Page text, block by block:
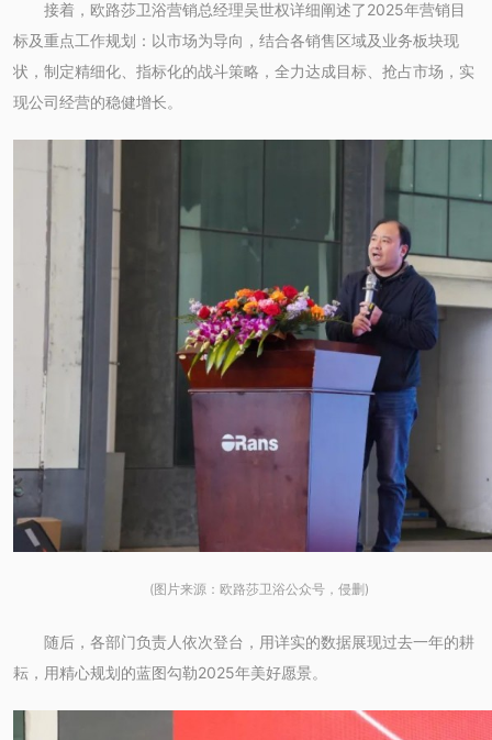
接着，欧路莎卫浴营销总经理吴世权详细阐述了2025年营销目
标及重点工作规划：以市场为导向，结合各销售区域及业务板块现
状，制定精细化、指标化的战斗策略，全力达成目标、抢占市场，实
现公司经营的稳健增长。
(图片来源：欧路莎卫浴公众号，侵删)
随后，各部门负责人依次登台，用详实的数据展现过去一年的耕
耘，用精心规划的蓝图勾勒2025年美好愿景。